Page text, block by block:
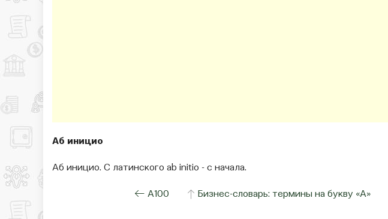
Аб иницио
Аб иницио. С латинского ab initio - с начала.
← А100 ↑ Бизнес-словарь: термины на букву «А»